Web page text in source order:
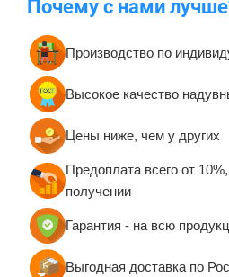
Почему с нами
Производство по
Высокое качество
Цены ниже, чем у других
Предоплата всего от
получении
Гарантия - на всю
Выгодная доставка по